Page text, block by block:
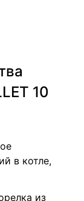
10
в котле,
из